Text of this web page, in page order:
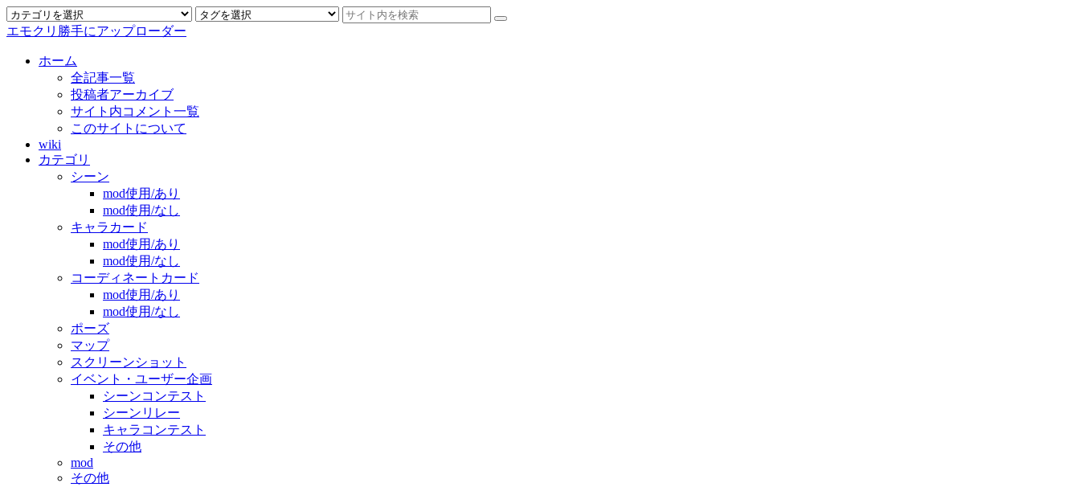
エモクリ勝手にアップローダー
ホーム
全記事一覧
投稿者アーカイブ
サイト内コメント一覧
このサイトについて
wiki
カテゴリ
シーン
mod使用/あり
mod使用/なし
キャラカード
mod使用/あり
mod使用/なし
コーディネートカード
mod使用/あり
mod使用/なし
ポーズ
マップ
スクリーンショット
イベント・ユーザー企画
シーンコンテスト
シーンリレー
キャラコンテスト
その他
mod
その他